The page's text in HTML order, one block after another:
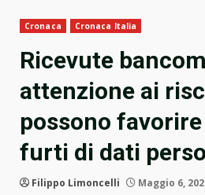
Cronaca Cronaca Italia
Ricevute
attenzione ai
possono
furti di dati
Filippo Limoncelli Maggio 6,